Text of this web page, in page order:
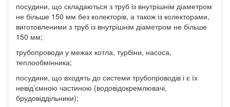
посудини, що складаються з труб із внутрішнім діаметром
не більше 150 мм без колекторів, а також із колекторами,
виготовленими з труб із внутрішнім діаметром не більше
150 мм;
трубопроводи у межах котла, турбіни, насоса,
теплообмінника;
посудини, що входять до системи трубопроводів і є їх
невід’ємною частиною (водовідокремлювачі,
брудовіддільники);